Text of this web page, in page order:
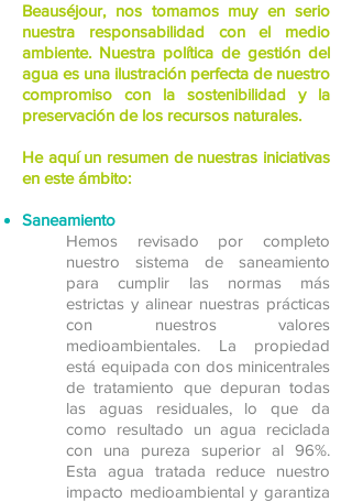
Beauséjour, nos tomamos muy en serio
nuestra responsabilidad con el medio
ambiente. Nuestra política de gestión del
agua es una ilustración perfecta de nuestro
compromiso con la sostenibilidad y la
preservación de los recursos naturales.
He aquí un resumen de nuestras iniciativas
en este ámbito:
Saneamiento
Hemos revisado por completo
nuestro sistema de saneamiento
para cumplir las normas más
estrictas y alinear nuestras prácticas
con nuestros valores
medioambientales. La propiedad
está equipada con dos minicentrales
de tratamiento que depuran todas
las aguas residuales, lo que da
como resultado un agua reciclada
con una pureza superior al 96%.
Esta agua tratada reduce nuestro
impacto medioambiental y garantiza